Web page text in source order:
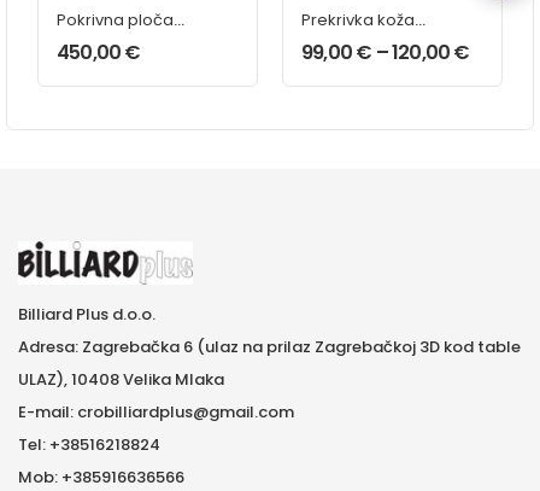
Pokrivna ploča
stolni tenis 7-8’
Zelena
450,00€
Prekrivka koža
Crna
99,00€ –120,00€
Billiard Plus d.o.o.
Adresa: Zagrebačka 6 (ulaz na prilaz Zagrebačkoj 3D kod table
ULAZ), 10408 Velika Mlaka
E-mail: crobilliardplus@gmail.com
Tel: +38516218824
Mob: +385916636566